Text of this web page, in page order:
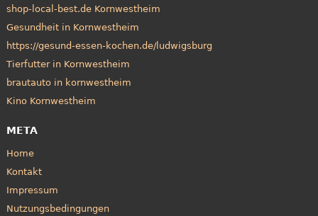
shop-local-best.de Kornwestheim
Gesundheit in Kornwestheim
https://gesund-essen-kochen.de/ludwigsburg
Tierfutter in Kornwestheim
brautauto in kornwestheim
Kino Kornwestheim
META
Home
Kontakt
Impressum
Nutzungsbedingungen